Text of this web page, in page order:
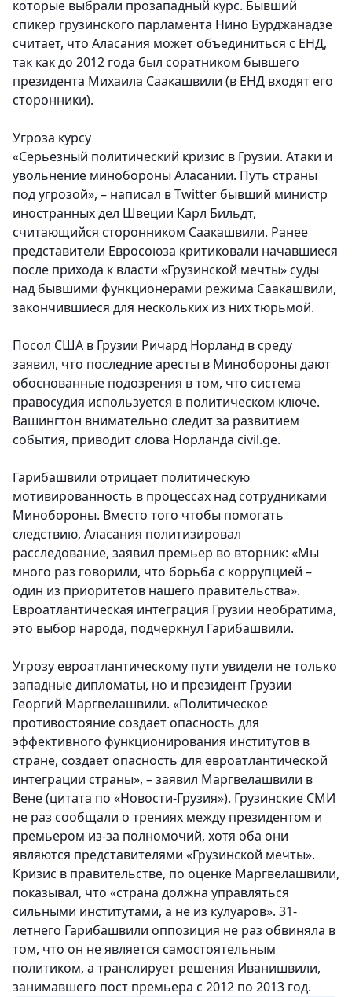
которые выбрали прозападный курс. Бывший
спикер грузинского парламента Нино Бурджанадзе
считает, что Аласания может объединиться с ЕНД,
так как до 2012 года был соратником бывшего
президента Михаила Саакашвили (в ЕНД входят его
сторонники).
Угроза курсу
«Серьезный политический кризис в Грузии. Атаки и
увольнение минобороны Аласании. Путь страны
под угрозой», – написал в Twitter бывший министр
иностранных дел Швеции Карл Бильдт,
считающийся сторонником Саакашвили. Ранее
представители Евросоюза критиковали начавшиеся
после прихода к власти «Грузинской мечты» суды
над бывшими функционерами режима Саакашвили,
закончившиеся для нескольких из них тюрьмой.
Посол США в Грузии Ричард Норланд в среду
заявил, что последние аресты в Минобороны дают
обоснованные подозрения в том, что система
правосудия используется в политическом ключе.
Вашингтон внимательно следит за развитием
события, приводит слова Норланда civil.ge.
Гарибашвили отрицает политическую
мотивированность в процессах над сотрудниками
Минобороны. Вместо того чтобы помогать
следствию, Аласания политизировал
расследование, заявил премьер во вторник: «Мы
много раз говорили, что борьба с коррупцией –
один из приоритетов нашего правительства».
Евроатлантическая интеграция Грузии необратима,
это выбор народа, подчеркнул Гарибашвили.
Угрозу евроатлантическому пути увидели не только
западные дипломаты, но и президент Грузии
Георгий Маргвелашвили. «Политическое
противостояние создает опасность для
эффективного функционирования институтов в
стране, создает опасность для евроатлантической
интеграции страны», – заявил Маргвелашвили в
Вене (цитата по «Новости-Грузия»). Грузинские СМИ
не раз сообщали о трениях между президентом и
премьером из-за полномочий, хотя оба они
являются представителями «Грузинской мечты».
Кризис в правительстве, по оценке Маргвелашвили,
показывал, что «страна должна управляться
сильными институтами, а не из кулуаров». 31-
летнего Гарибашвили оппозиция не раз обвиняла в
том, что он не является самостоятельным
политиком, а транслирует решения Иванишвили,
занимавшего пост премьера с 2012 по 2013 год.